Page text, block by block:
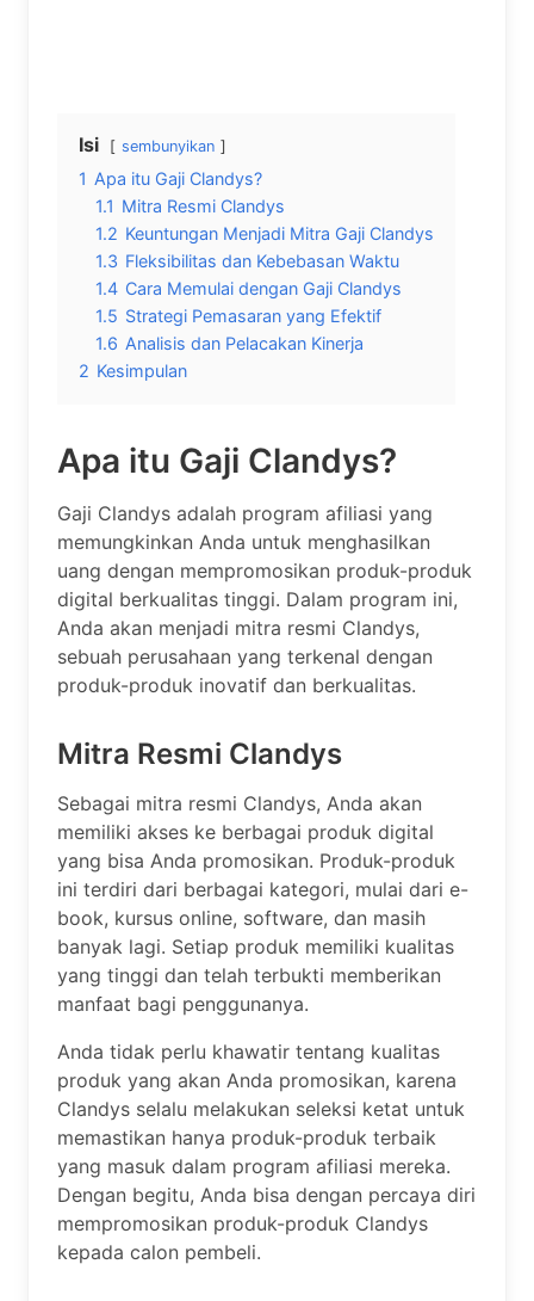
Isi sembunyikan
1 Apa itu Gaji Clandys?
1.1 Mitra Resmi Clandys
1.2 Keuntungan Menjadi Mitra Gaji Clandys
1.3 Fleksibilitas dan Kebebasan Waktu
1.4 Cara Memulai dengan Gaji Clandys
1.5 Strategi Pemasaran yang Efektif
1.6 Analisis dan Pelacakan Kinerja
2 Kesimpulan
Apa itu Gaji Clandys?
Gaji Clandys adalah program afiliasi yang
memungkinkan Anda untuk menghasilkan
uang dengan mempromosikan produk-produk
digital berkualitas tinggi. Dalam program ini,
Anda akan menjadi mitra resmi Clandys,
sebuah perusahaan yang terkenal dengan
produk-produk inovatif dan berkualitas.
Mitra Resmi Clandys
Sebagai mitra resmi Clandys, Anda akan
memiliki akses ke berbagai produk digital
yang bisa Anda promosikan. Produk-produk
ini terdiri dari berbagai kategori, mulai dari e-
book, kursus online, software, dan masih
banyak lagi. Setiap produk memiliki kualitas
yang tinggi dan telah terbukti memberikan
manfaat bagi penggunanya.
Anda tidak perlu khawatir tentang kualitas
produk yang akan Anda promosikan, karena
Clandys selalu melakukan seleksi ketat untuk
memastikan hanya produk-produk terbaik
yang masuk dalam program afiliasi mereka.
Dengan begitu, Anda bisa dengan percaya diri
mempromosikan produk-produk Clandys
kepada calon pembeli.